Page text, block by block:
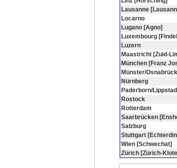
Lausanne
Locarno
Lugano [Agno]
Luxembourg
Luzern
Maastricht [Zuid-
München [Franz
Münster/
Nürnberg
Paderborn/
Rostock
Rotterdam
Saarbrücken
Salzburg
Stuttgart
Wien [Schwechat]
Zürich [Zürich-